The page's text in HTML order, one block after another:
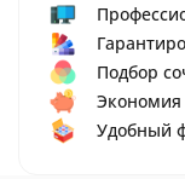
Подбор
Экономия
Удобный